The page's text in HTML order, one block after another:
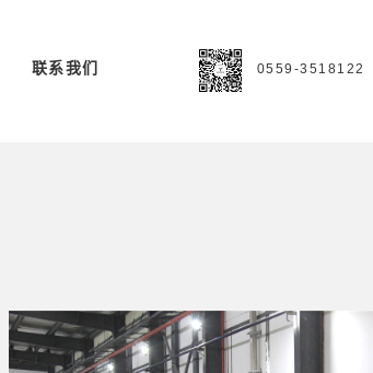
联系我们 0559-3518122